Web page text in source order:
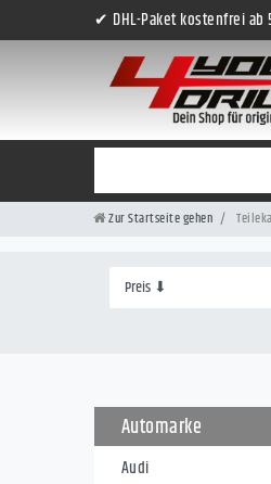
✔ DHL-Paket kostenfrei ab
Zur Startseite gehen
Automarke
Audi